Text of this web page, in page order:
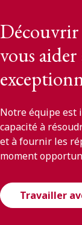
vous
Notre équipe est
capacité à
et à fournir les
moment
Travailler